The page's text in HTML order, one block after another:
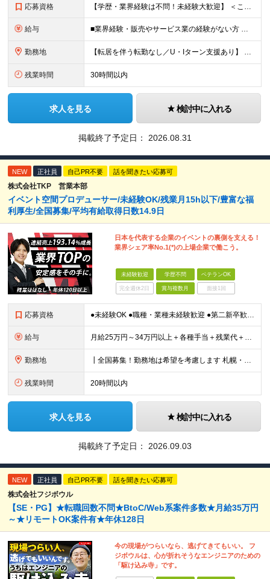
応募資格 【学歴・業界経験は不問！未経験大歓迎】 ＜こんな方、大歓迎！＞ ・新しいことにイチから挑戦し、ワクワクする熱量を味わいたい方 ・毎日同じことの繰り返しから抜け出したい方 ・新しいブランドづくりに興味
給与 ■業界経験・販売やサービス業の経験がない方 月給29.5万円～ ※固定残業手当（51,937円～/月30時間分）、固定深夜割増手当（3,463円～月10時間分） ■外食業界で店長・副店長等の経験をお
勤務地 【転居を伴う転勤なし／U・Iターン支援あり】 本社（恵比寿）または当社が運営する東京都内の直営店舗での勤務 ※配属先は経験・希望・プロジェクト内容を踏まえて決定します。 ★社宅・引越支援制度あり（
残業時間 30時間以内
求人を見る 検討中に入れる
掲載終了予定日： 2026.08.31
NEW 正社員 自己PR不要 話を聞きたい応募可
株式会社TKP 営業本部
イベント空間プロデューサー/未経験OK/残業月15h以下/豊富な福
利厚生/全国募集/平均有給取得日数14.9日
日本を代表する企業のイベントの裏側を支える！
業界シェア率No.1(*)の上場企業で働こう。
未経験歓迎 学歴不問 ベテランOK
完全週休2日 賞与複数月 面接1回
応募資格 ●未経験OK ●職種・業種未経験歓迎 ●第二新卒歓迎 ●学歴不問 ＜こんな方におすすめ！＞ ◎ホテル・アパレル・携帯販売など接客経験を活かしたい ◎「今の会社、この先が見えない」と感じている ◎上場
給与 月給25万円～34万円以上＋各種手当＋残業代＋賞与年2回（昨年度2～4ヶ月分） 初年度想定年収：350万円～ ＜クラス・経験別の月給目安＞ ■メンバークラス：月給25万円以上 ■店長やSVなどのマネ
勤務地 ┃全国募集！勤務地は希望を考慮します 札幌・仙台・東京・横浜・静岡・名古屋・大阪・京都・広島・福岡 募集 ※上記のほか、全国に拠点あり ※キャリアアップやキャリアシフトに伴う転勤も一部ありますが、基
残業時間 20時間以内
求人を見る 検討中に入れる
掲載終了予定日： 2026.09.03
NEW 正社員 自己PR不要 話を聞きたい応募可
株式会社フジボウル
【SE・PG】★転職回数不問★BtoC/Web系案件多数★月給35万円
～★リモートOK案件有★年休128日
今の現場がつらいなら、逃げてきてもいい。 フ
ジボウルは、心が折れそうなエンジニアのための
「駆け込み寺」です。